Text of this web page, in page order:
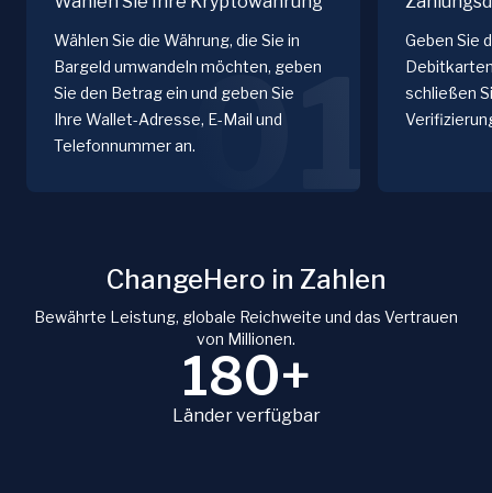
Wählen Sie die Währung, die Sie in
Bargeld umwandeln möchten, geben
Sie den Betrag ein und geben Sie
Ihre Wallet-Adresse, E-Mail und
Telefonnummer an.01
Geben Sie
schließen
ChangeHero in Zahlen
Bewährte Leistung, globale Reichweite und das Vertrauen
von Millionen.
180+
Länder verfügbar